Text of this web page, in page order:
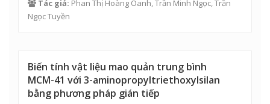
Tác giả: Phan Thị Hoàng Oanh,Trần Minh Ngọc,Trần
Ngọc Tuyền
Biến tính vật liệu mao quản trung bình
MCM-41 với 3-aminopropyltriethoxylsilan
bằng phương pháp gián tiếp